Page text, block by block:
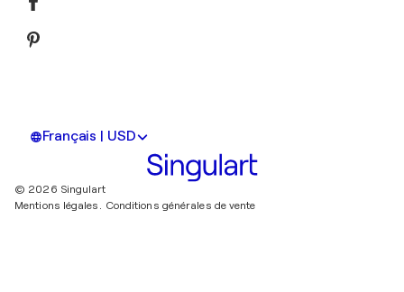
Français | USD
© 2026 Singulart
Mentions légales. Conditions générales de vente